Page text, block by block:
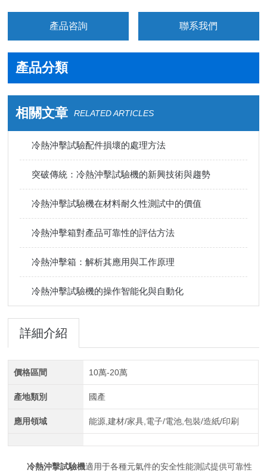
產品咨詢 聯系我們
產品分類
相關文章 RELATED ARTICLES
冷熱沖擊試驗配件損壞的處理方法
突破傳統：冷熱沖擊試驗機的新興技術與趨勢
冷熱沖擊試驗機在材料耐久性測試中的價值
冷熱沖擊箱對產品可靠性的評估方法
冷熱沖擊箱：解析其應用與工作原理
冷熱沖擊試驗機的操作智能化與自動化
詳細介紹
價格區間 10萬-20萬
產地類別 國產
應用領域 能源,建材/家具,電子/電池,包裝/造紙/印刷
冷熱沖擊試驗機適用于各種元氣件的安全性能測試提供可靠性